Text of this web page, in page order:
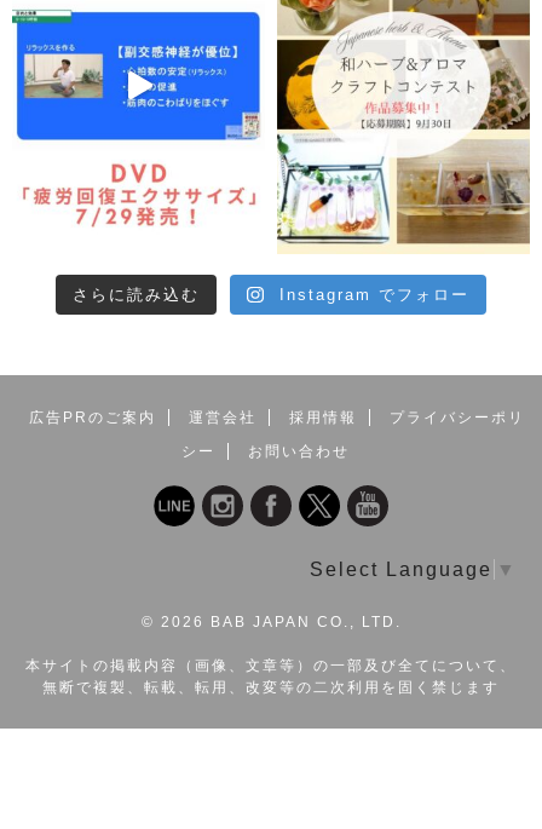
さらに読み込む Instagram でフォロー
広告PRのご案内 運営会社 採用情報
プライバシーポリ
シー
お問い合わせ
Select Language ▼
© 2026 BAB JAPAN CO., LTD.
本サイトの掲載内容（画像、文章等）の一部及び全てについて、
無断で複製、転載、転用、改変等の二次利用を固く禁じます